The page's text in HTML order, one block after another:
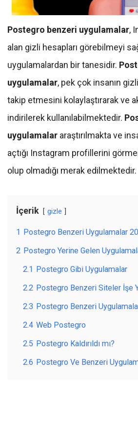
Postegro benzeri uygulamalar,
alan gizli hesapları görebilmeyi
uygulamalardan bir tanesidir.
uygulamalar, pek çok insanın
takip etmesini kolaylaştırarak ve
indirilerek kullanılabilmektedir.
uygulamalar araştırılmakta ve
açtığı Instagram profillerini
olup olmadığı merak edilmektedir.
İçerik gizle
1
Postegro Benzeri Uygulamalar
2 Postegro Yerine Gelen
2.1
Postegro Gibi Uygulamalar
2.2 Postegro Benzeri Siteler İşe
2.3 Postegro Benzeri
2.4 Web Postegro
2.5 Postegro Kaldırıldı mı?
2.6 Postegro Ve Benzeri